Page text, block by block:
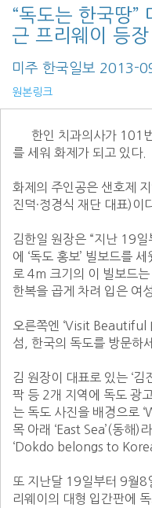
“독도는 한국땅”
근 프리웨이 등장
미주 한국일보 2013-
원본링크
를 세워 화제가 되고 있다.
화제의 주인공은 샌호제
진덕·정경식 재단 대표)이
김한일 원장은 “지난 19
에 ‘독도 홍보’ 빌보드를
로 4m 크기의 이 빌보드
한복을 곱게 차려 입은 여
오른쪽엔 ‘Visit
섬, 한국의 독도를 방문하
김 원장이 대표로 있는 ‘김
팍 등 2개 지역에 독도 광
는 독도 사진을 배경으로
목 아래 ‘East Sea’(동해)
‘Dokdo belongs to
또 지난달 19일부터 9월8
리웨이의 대형 입간판에